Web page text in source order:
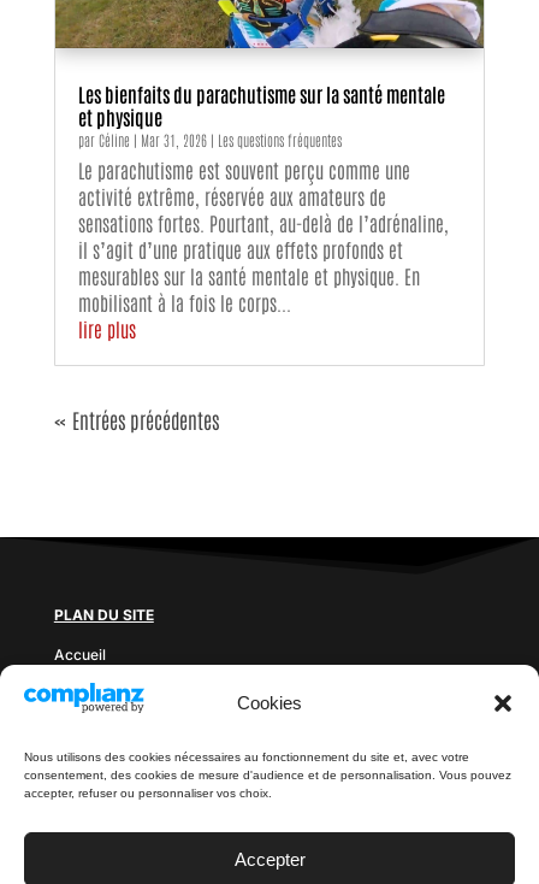
Cookies
Nous utilisons des cookies nécessaires au fonctionnement du site et, avec votre
consentement, des cookies de mesure d'audience et de personnalisation. Vous pouvez
accepter, refuser ou personnaliser vos choix.
Accepter
Les bienfaits du parachutisme sur la santé mentale
et physique
parCéline | Mar 31, 2026| Les questions fréquentes
Le parachutisme est souvent perçu comme une
activité extrême, réservée aux amateurs de
sensations fortes. Pourtant, au-delà de l’adrénaline,
il s’agit d’une pratique aux effets profonds et
mesurables sur la santé mentale et physique. En
mobilisant à la fois le corps...
lire plus
« Entrées précédentes
PLAN DU SITE
Accueil
Prix des sauts
Blog
Contact
LÉGAL
Politique de confidentialité